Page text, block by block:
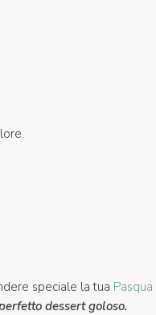
speciale la tua Pasqua
dessert goloso.